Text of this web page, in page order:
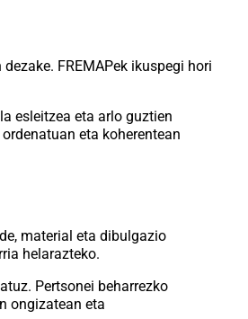
FREMAPek ikuspegi hori
esleitzea eta arlo guztien
eta koherentean
material eta dibulgazio
helarazteko.
Pertsonei beharrezko
ongizatean eta